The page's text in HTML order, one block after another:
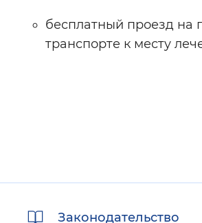
бесплатный проезд на
транспорте к месту
Законодательство